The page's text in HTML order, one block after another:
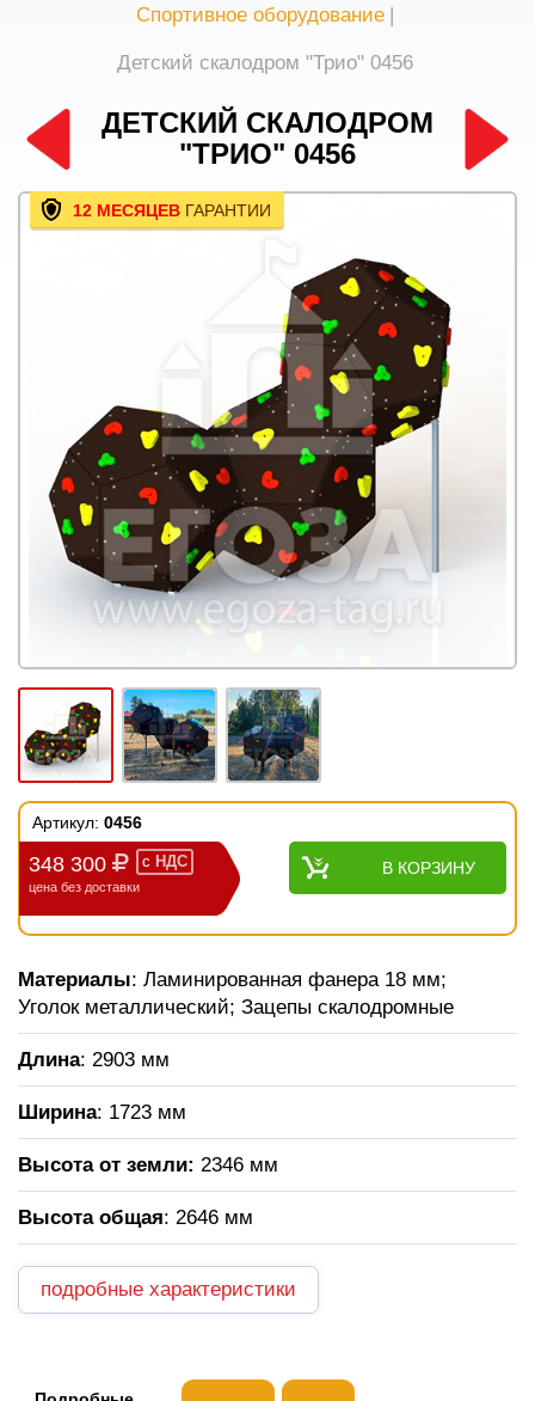
Спортивное оборудование |
Детский скалодром "Трио" 0456
ДЕТСКИЙ СКАЛОДРОМ
"ТРИО" 0456
12 МЕСЯЦЕВ ГАРАНТИИ
Артикул: 0456
348 300 с НДС
цена без доставки
В КОРЗИНУ
Материалы: Ламинированная фанера 18 мм;
Уголок металлический; Зацепы скалодромные
Длина: 2903 мм
Ширина: 1723 мм
Высота от земли: 2346 мм
Высота общая: 2646 мм
подробные характеристики